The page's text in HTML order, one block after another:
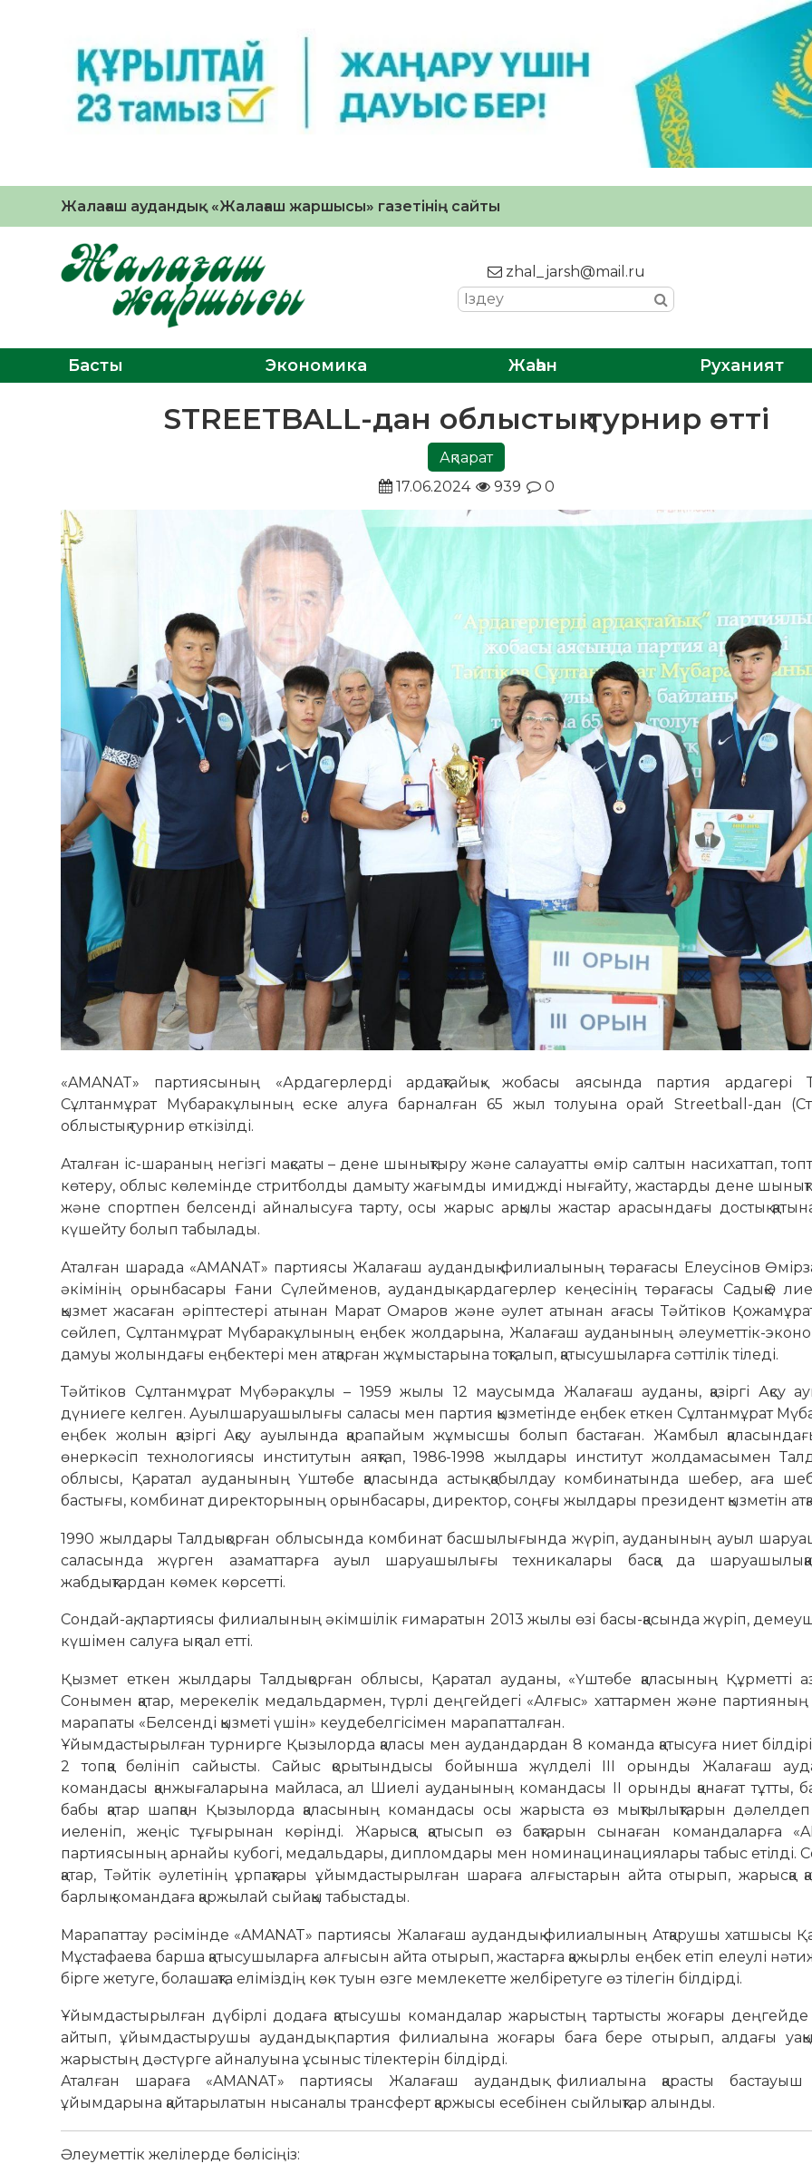
Жалағаш аудандық «Жалағаш жаршысы» газетінің сайты
zhal_jarsh@mail.ru
Басты Экономика Жаһан Руханият
STREETBALL-дан облыстық турнир өтті
Ақпарат
17.06.2024
939 0
«AMANAT» партиясының «Ардагерлерді ардақтайық» жобасы аясында партия ардагері
Сұлтанмұрат Мүбаракұлының еске алуға барналған 65 жыл толуына орай Streetball-дан
облыстық турнир өткізілді.
Аталған іс-шараның негізгі мақсаты – дене шынықтыру және салауатты өмір салтын насихаттап,
көтеру, облыс көлемінде стритболды дамыту жағымды имиджді нығайту, жастарды дене
және спортпен белсенді айналысуға тарту, осы жарыс арқылы жастар арасындағы достық
күшейту болып табылады.
Аталған шарада «AMANAT» партиясы Жалағаш аудандық филиалының төрағасы Елеусінов
әкімінің орынбасары Ғани Сүлейменов, аудандық ардагерлер кеңесінің төрағасы СадықӘ
қызмет жасаған әріптестері атынан Марат Омаров және әулет атынан ағасы Тәйтіков
сөйлеп, Сұлтанмұрат Мүбаракұлының еңбек жолдарына, Жалағаш ауданының әлеуметтік-
дамуы жолындағы еңбектері мен атқарған жұмыстарына тоқталып, қатысушыларға сәттілік тіледі.
Тәйтіков Сұлтанмұрат Мүбәракұлы – 1959 жылы 12 маусымда Жалағаш ауданы, қазіргі Ақсу
дүниеге келген. Ауылшаруашылығы саласы мен партия қызметінде еңбек еткен Сұлтанмұрат
еңбек жолын қазіргі Ақсу ауылында қарапайым жұмысшы болып бастаған. Жамбыл
өнеркәсіп технологиясы институтын аяқтап, 1986-1998 жылдары институт жолдамасымен
облысы, Қаратал ауданының Үштөбе қаласында астық қабылдау комбинатында шебер, аға
бастығы, комбинат директорының орынбасары, директор, соңғы жылдары президент қызметін
1990 жылдары Талдықорған облысында комбинат басшылығында жүріп, ауданының ауыл
саласында жүрген азаматтарға ауыл шаруашылығы техникалары басқа да шаруашылыққа
жабдықтардан көмек көрсетті.
Сондай-ақ, партиясы филиалының әкімшілік ғимаратын 2013 жылы өзі басы-қасында жүріп,
күшімен салуға ықпал етті.
Қызмет еткен жылдары Талдықорған облысы, Қаратал ауданы, «Үштөбе қаласының Құрметті
Сонымен қатар, мерекелік медальдармен, түрлі деңгейдегі «Алғыс» хаттармен және
марапаты «Белсенді қызметі үшін» кеудебелгісімен марапатталған.
Ұйымдастырылған турнирге Қызылорда қаласы мен аудандардан 8 команда қатысуға ниет
2 топқа бөлініп сайысты. Сайыс қорытындысы бойынша жүлделі III орынды Жалағаш
командасы қанжығаларына майласа, ал Шиелі ауданының командасы II орынды қанағат тұтты,
бабы қатар шапқан Қызылорда қаласының командасы осы жарыста өз мықтылықтарын
иеленіп, жеңіс тұғырынан көрінді. Жарысқа қатысып өз бақтарын сынаған командаларға
партиясының арнайы кубогі, медальдары, дипломдары мен номинацинациялары табыс етілді.
қатар, Тәйтік әулетінің ұрпақтары ұйымдастырылған шараға алғыстарын айта отырып, жарысқа
барлық командаға қаржылай сыйақы табыстады.
Марапаттау рәсімінде «AMANAT» партиясы Жалағаш аудандық филиалының Атқарушы хатшысы
Мұстафаева барша қатысушыларға алғысын айта отырып, жастарға қажырлы еңбек етіп елеулі
бірге жетуге, болашақта еліміздің көк туын өзге мемлекетте желбіретуге өз тілегін білдірді.
Ұйымдастырылған дүбірлі додаға қатысушы командалар жарыстың тартысты жоғары деңгейде
айтып, ұйымдастырушы аудандық партия филиалына жоғары баға бере отырып, алдағы
жарыстың дәстүрге айналуына ұсыныс тілектерін білдірді.
Аталған шараға «AMANAT» партиясы Жалағаш аудандық филиалына қарасты бастауыш
ұйымдарына қайтарылатын нысаналы трансферт қаржысы есебінен сыйлықтар алынды.
Әлеуметтік желілерде бөлісіңіз: